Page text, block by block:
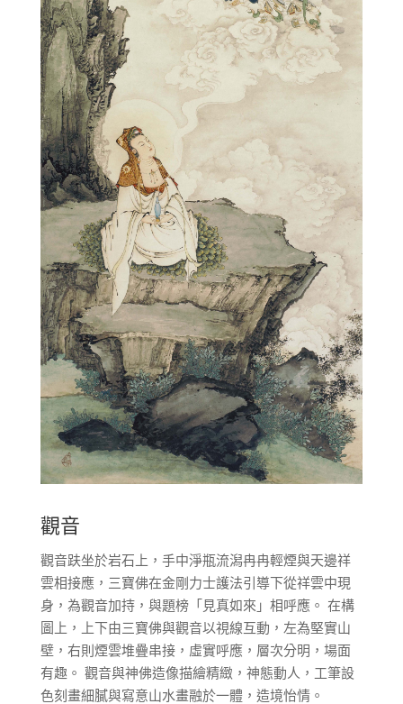
觀音
觀音趺坐於岩石上，手中淨瓶流潟冉冉輕煙與天邊祥
雲相接應，三寶佛在金剛力士護法引導下從祥雲中現
身，為觀音加持，與題榜「見真如來」相呼應。 在構
圖上，上下由三寶佛與觀音以視線互動，左為堅實山
壁，右則煙雲堆疊串接，虛實呼應，層次分明，場面
有趣。 觀音與神佛造像描繪精緻，神態動人，工筆設
色刻畫細膩與寫意山水畫融於一體，造境怡情。